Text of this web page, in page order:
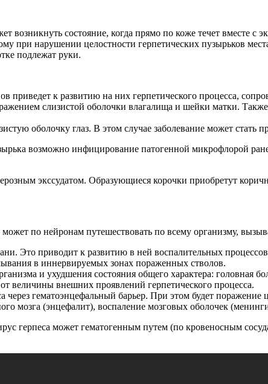
состояние, когда прямо по коже течет вместе с
при нарушении целостности герпетических пузырьков
подлежат руки.
приведет к развитию на них герпетического процесса,
слизистой оболочки влагалища и шейки матки.
оболочку глаз. В этом случае заболевание может стать
возможно инфицирование патогенной микрофлорой
экссудатом. Образующиеся корочки приобретут
по нейронам путешествовать по всему организму,
Это приводит к развитию в ней воспалительных
в иннервируемых зонах пораженных стволов.
и ухудшения состояния общего характера: головная
величины внешних проявлений герпетического процесса.
гематоэнцефальный барьер. При этом будет
мозга (энцефалит), воспаление мозговых оболочек
герпеса может гематогенным путем (по кровеносным